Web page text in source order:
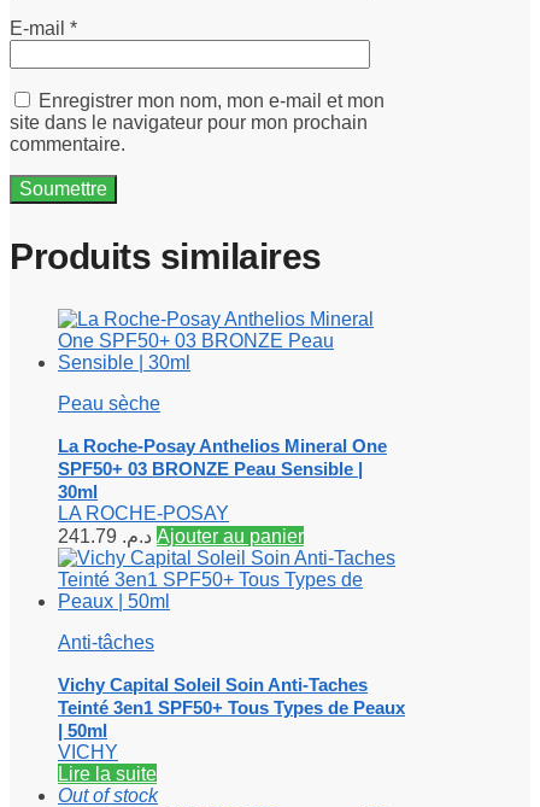
E-mail *
Enregistrer mon nom, mon e-mail et mon
site dans le navigateur pour mon prochain
commentaire.
Produits similaires
Peau sèche
La Roche-Posay Anthelios Mineral One
SPF50+ 03 BRONZE Peau Sensible |
30ml
LA ROCHE-POSAY
د.م. Ajouter au panier
Anti-tâches
Vichy Capital Soleil Soin Anti-Taches
Teinté 3en1 SPF50+ Tous Types de Peaux
| 50ml
VICHY
Lire la suite
Out of stock